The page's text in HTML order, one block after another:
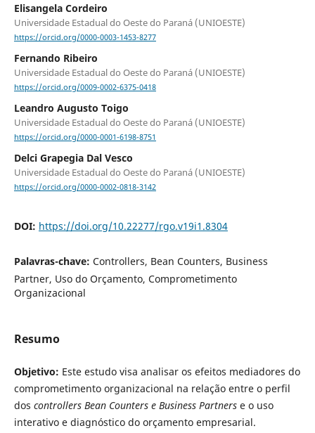
Elisangela Cordeiro
Universidade Estadual do Oeste do Paraná (UNIOESTE)
https://orcid.org/0000-0003-1453-8277
Fernando Ribeiro
Universidade Estadual do Oeste do Paraná (UNIOESTE)
https://orcid.org/0009-0002-6375-0418
Leandro Augusto Toigo
Universidade Estadual do Oeste do Paraná (UNIOESTE)
https://orcid.org/0000-0001-6198-8751
Delci Grapegia Dal Vesco
Universidade Estadual do Oeste do Paraná (UNIOESTE)
https://orcid.org/0000-0002-0818-3142
DOI: https://doi.org/10.22277/rgo.v19i1.8304
Palavras-chave: Controllers, Bean Counters, Business
Partner, Uso do Orçamento, Comprometimento
Organizacional
Resumo
Objetivo: Este estudo visa analisar os efeitos mediadores do
comprometimento organizacional na relação entre o perfil
dos controllers Bean Counters e Business Partnerse o uso
interativo e diagnóstico do orçamento empresarial.